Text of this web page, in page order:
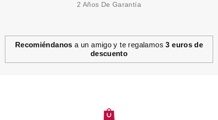
CLARINS
25.99€
2 Años De Garantía
Recomiéndanos a un amigo y te regalamos3 euros de
descuento